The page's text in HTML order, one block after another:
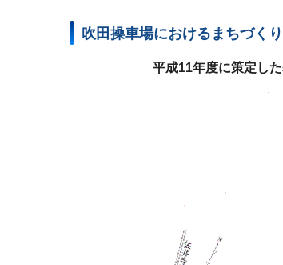
吹田操車場におけるまちづく
平成11年度に策定し